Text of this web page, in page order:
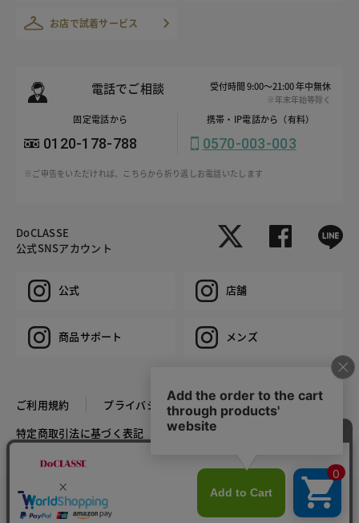
カラー・サイズを選択する
お店で試着サービス
電話でご相談 受付時間 9:00～21:00 年中無休
※年末年始等除く
固定電話から
0120-178-788
携帯・IP電話から（有料）
0570-003-003
※ご申告をいただければ、こちらから折り返しお電話いたします
DoCLASSE
公式SNSアカウント
公式 店舗
商品サポート メンズ
ご利用規約
プライバシーポリシー
特定商取引法に基づく表記
推奨環境
COPYRIGHT © DoCLASSE ALL RIGHTS RESERVED.